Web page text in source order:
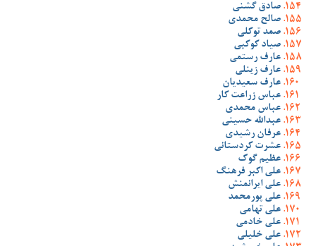
صادق گشنی
صالح محمدی
صمد توکلی
صیاد کوکبی
عارف رستمی
عارف زینلی
عارف سعیدیان
عباس زراعت کار
عباس محمدی
عبدالله حسینی
عرفان رشیدی
عشرت کردستانی
عظیم گوک
علی اکبر فرهنگ
علی ایرانمنش
علی پورمحمد
علی تهامی
علی خادمی
علی خلیلی